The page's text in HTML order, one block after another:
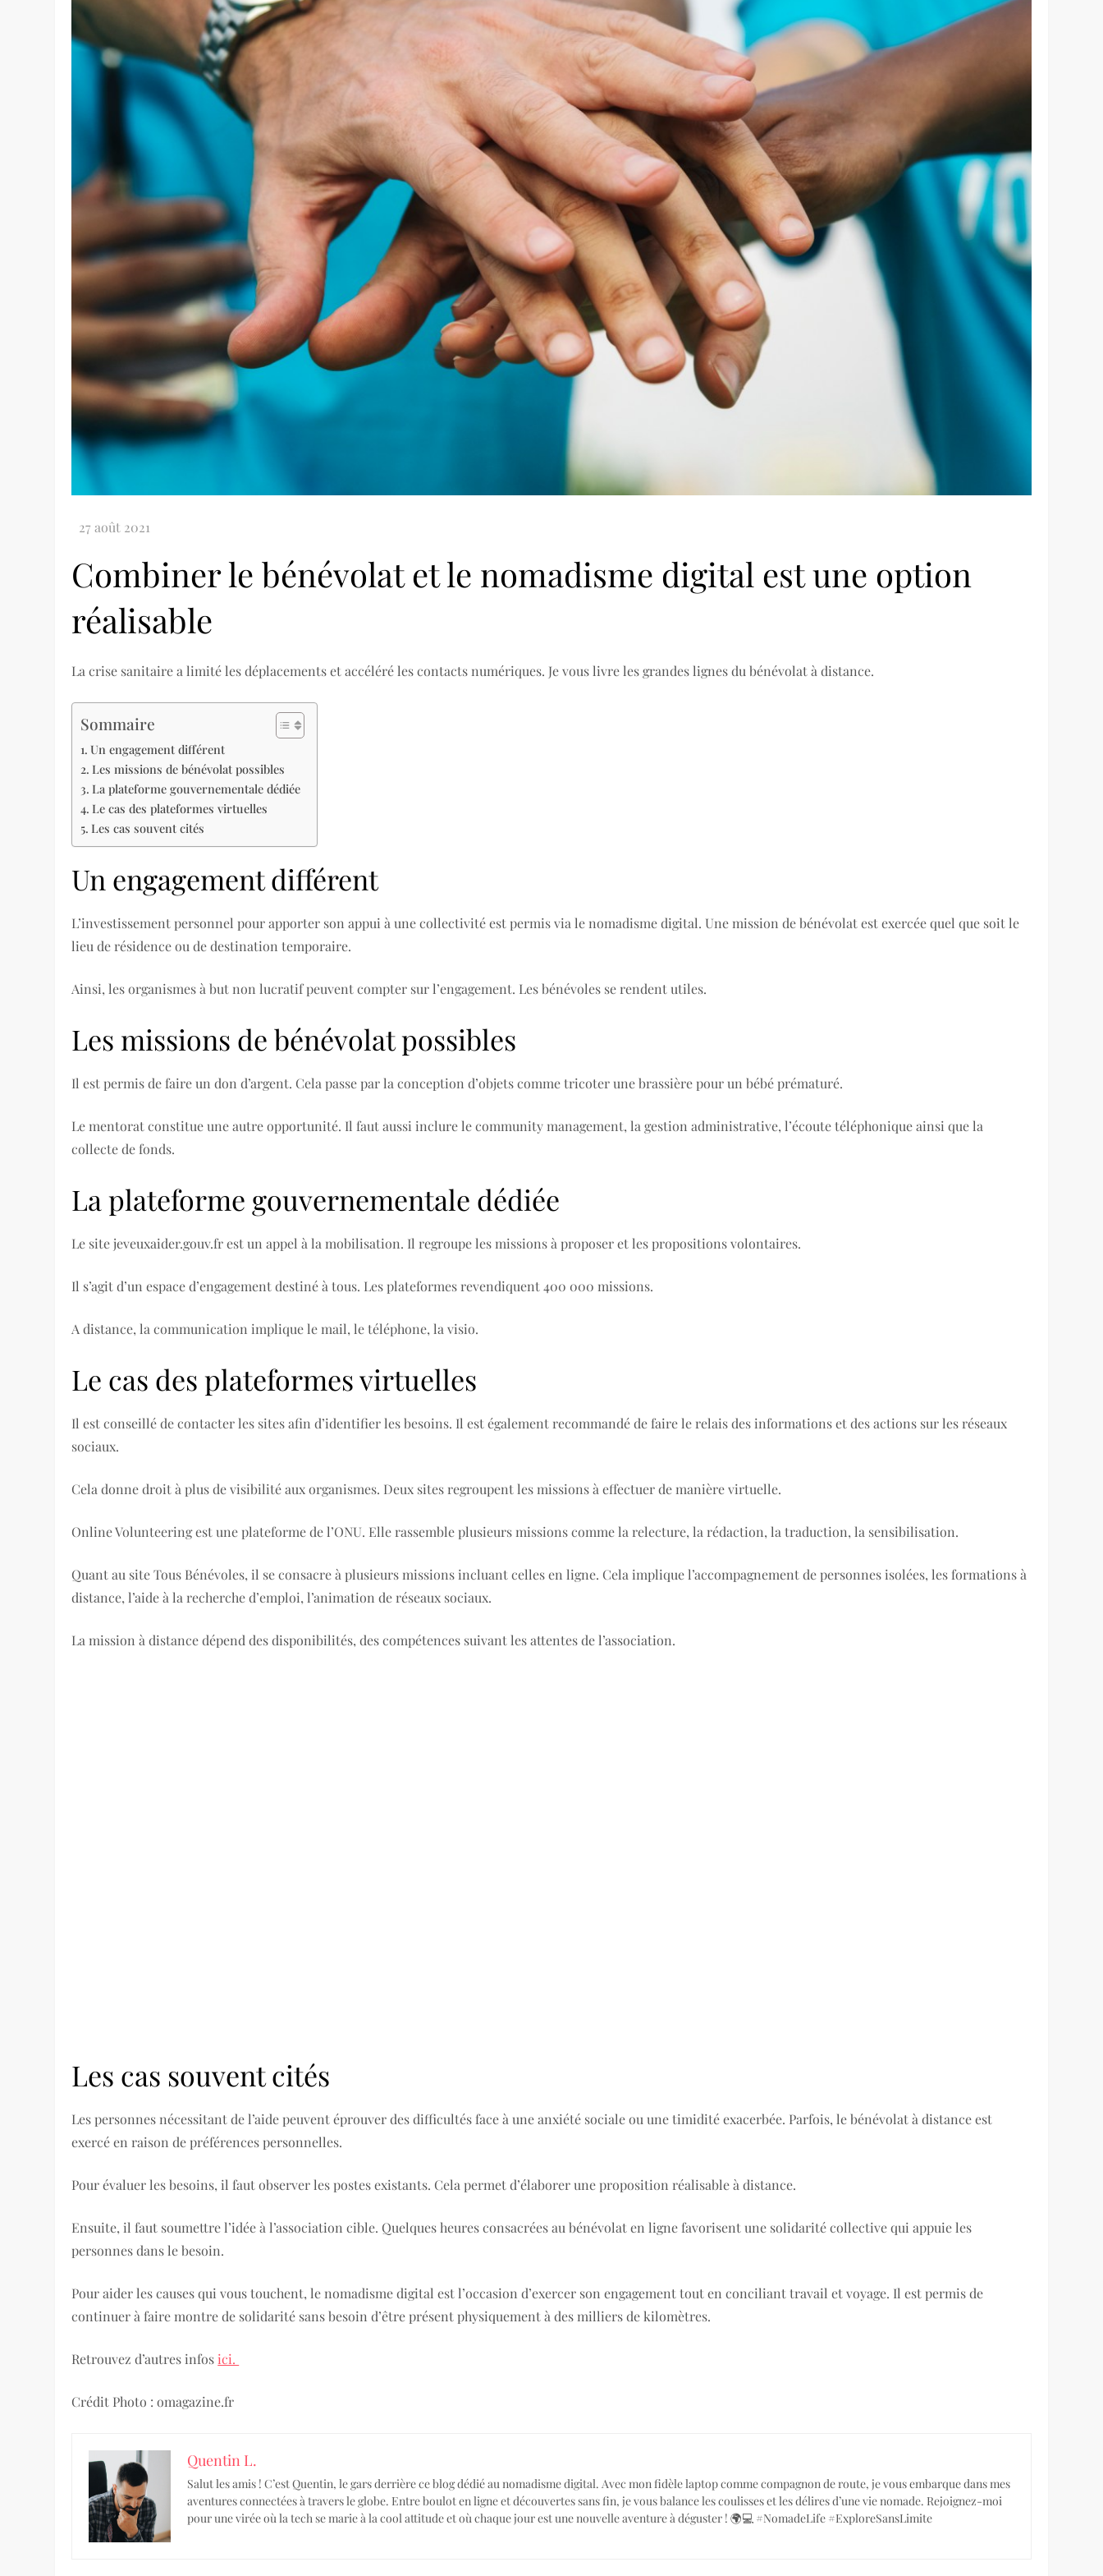
Combiner le bénévolat et le nomadisme digital est une option
réalisable
La crise sanitaire a limité les déplacements et accéléré les contacts numériques. Je vous livre les grandes lignes du bénévolat à distance.
Sommaire
Un engagement différent
Les missions de bénévolat possibles
La plateforme gouvernementale dédiée
Le cas des plateformes virtuelles
Les cas souvent cités
Un engagement différent
L’investissement personnel pour apporter son appui à une collectivité est permis via le nomadisme digital. Une mission de bénévolat est exercée quel que soit le
lieu de résidence ou de destination temporaire.
Ainsi, les organismes à but non lucratif peuvent compter sur l’engagement. Les bénévoles se rendent utiles.
Les missions de bénévolat possibles
Il est permis de faire un don d’argent. Cela passe par la conception d’objets comme tricoter une brassière pour un bébé prématuré.
Le mentorat constitue une autre opportunité. Il faut aussi inclure le community management, la gestion administrative, l’écoute téléphonique ainsi que la
collecte de fonds.
La plateforme gouvernementale dédiée
Le site jeveuxaider.gouv.fr est un appel à la mobilisation. Il regroupe les missions à proposer et les propositions volontaires.
Il s’agit d’un espace d’engagement destiné à tous. Les plateformes revendiquent 400 000 missions.
A distance, la communication implique le mail, le téléphone, la visio.
Le cas des plateformes virtuelles
Il est conseillé de contacter les sites afin d’identifier les besoins. Il est également recommandé de faire le relais des informations et des actions sur les réseaux
sociaux.
Cela donne droit à plus de visibilité aux organismes. Deux sites regroupent les missions à effectuer de manière virtuelle.
Online Volunteering est une plateforme de l’ONU. Elle rassemble plusieurs missions comme la relecture, la rédaction, la traduction, la sensibilisation.
Quant au site Tous Bénévoles, il se consacre à plusieurs missions incluant celles en ligne. Cela implique l’accompagnement de personnes isolées, les formations à
distance, l’aide à la recherche d’emploi, l’animation de réseaux sociaux.
La mission à distance dépend des disponibilités, des compétences suivant les attentes de l’association.
Les cas souvent cités
Les personnes nécessitant de l’aide peuvent éprouver des difficultés face à une anxiété sociale ou une timidité exacerbée. Parfois, le bénévolat à distance est
exercé en raison de préférences personnelles.
Pour évaluer les besoins, il faut observer les postes existants. Cela permet d’élaborer une proposition réalisable à distance.
Ensuite, il faut soumettre l’idée à l’association cible. Quelques heures consacrées au bénévolat en ligne favorisent une solidarité collective qui appuie les
personnes dans le besoin.
Pour aider les causes qui vous touchent, le nomadisme digital est l’occasion d’exercer son engagement tout en conciliant travail et voyage. Il est permis de
continuer à faire montre de solidarité sans besoin d’être présent physiquement à des milliers de kilomètres.
Retrouvez d’autres infos ici.
Crédit Photo : omagazine.fr
Quentin L.
Salut les amis ! C’est Quentin, le gars derrière ce blog dédié au nomadisme digital. Avec mon fidèle laptop comme compagnon de route, je vous embarque dans mes
aventures connectées à travers le globe. Entre boulot en ligne et découvertes sans fin, je vous balance les coulisses et les délires d’une vie nomade. Rejoignez-moi
pour une virée où la tech se marie à la cool attitude et où chaque jour est une nouvelle aventure à déguster ! 🌍💻 #NomadeLife #ExploreSansLimite